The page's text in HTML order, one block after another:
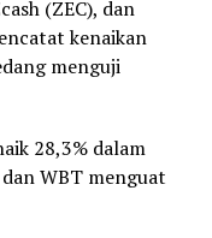
(ZEC), dan
kenaikan
menguji
28,3% dalam
WBT menguat